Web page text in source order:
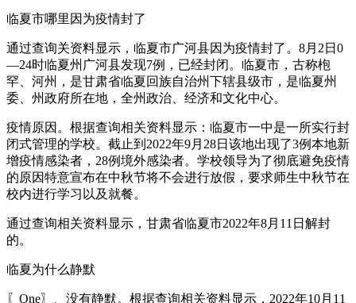
临夏市哪里因为疫情封了
通过查询关资料显示，临夏市广河县因为疫情封了。8月2日0
—24时临夏州广河县发现7例，已经封闭。临夏市，古称枹
罕、河州，是甘肃省临夏回族自治州下辖县级市，是临夏州
委、州政府所在地，全州政治、经济和文化中心。
疫情原因。根据查询相关资料显示：临夏市一中是一所实行封
闭式管理的学校。截止到2022年9月28日该地出现了3例本地新
增疫情感染者，28例境外感染者。学校领导为了彻底避免疫情
的原因特意宣布在中秋节将不会进行放假，要求师生中秋节在
校内进行学习以及就餐。
通过查询相关资料显示，甘肃省临夏市2022年8月11日解封
的。
临夏为什么静默
〖One〗、没有静默。根据查询相关资料显示，2022年10月11